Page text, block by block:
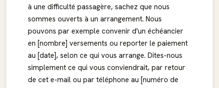
à une difficulté passagère, sachez que nous
sommes ouverts à un arrangement. Nous
pouvons par exemple convenir d'un échéancier
en [nombre] versements ou reporter le paiement
au [date], selon ce qui vous arrange. Dites-nous
simplement ce qui vous conviendrait, par retour
de cet e-mail ou par téléphone au [numéro de